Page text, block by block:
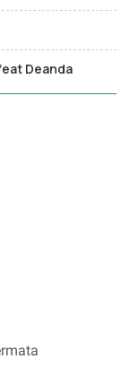
Deanda